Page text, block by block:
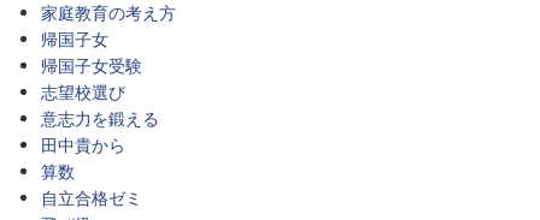
家庭教育の考え方
帰国子女
帰国子女受験
志望校選び
意志力を鍛える
田中貴から
算数
自立合格ゼミ